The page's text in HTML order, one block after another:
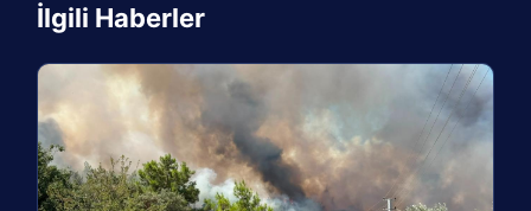
İlgili Haberler